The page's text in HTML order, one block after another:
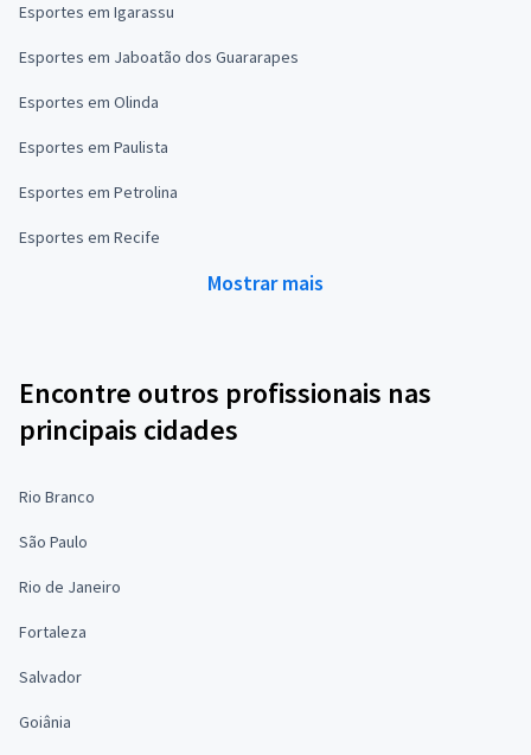
Esportes em Igarassu
Esportes em Jaboatão dos Guararapes
Esportes em Olinda
Esportes em Paulista
Esportes em Petrolina
Esportes em Recife
Mostrar mais
Encontre outros profissionais nas
principais cidades
Rio Branco
São Paulo
Rio de Janeiro
Fortaleza
Salvador
Goiânia